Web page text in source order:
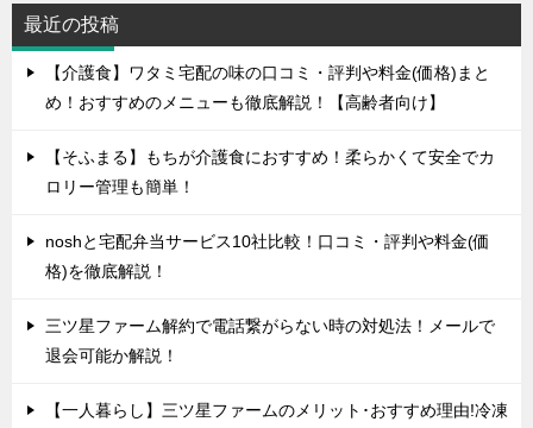
最近の投稿
【介護食】ワタミ宅配の味の口コミ・評判や料金(価格)まと
め！おすすめのメニューも徹底解説！【高齢者向け】
【そふまる】もちが介護食におすすめ！柔らかくて安全でカ
ロリー管理も簡単！
noshと宅配弁当サービス10社比較！口コミ・評判や料金(価
格)を徹底解説！
三ツ星ファーム解約で電話繋がらない時の対処法！メールで
退会可能か解説！
【一人暮らし】三ツ星ファームのメリット･おすすめ理由!冷凍